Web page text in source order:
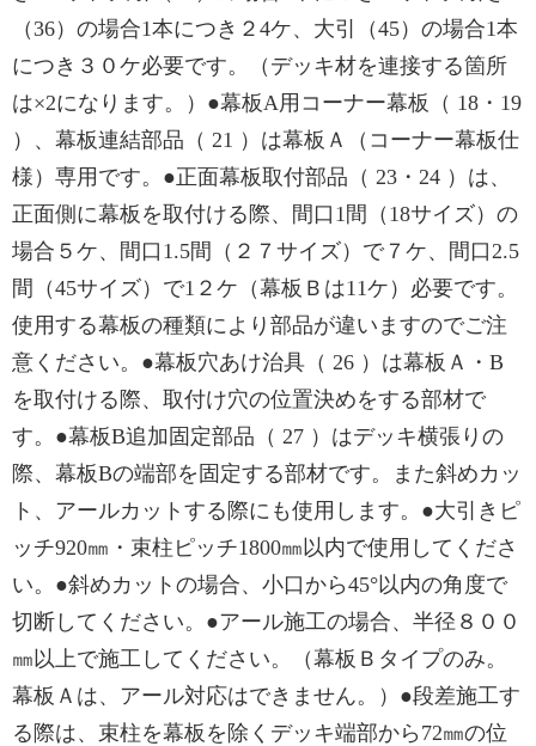
（36）の場合1本につき２4ケ、大引（45）の場合1本
につき３０ケ必要です。（デッキ材を連接する箇所
は×2になります。）●幕板A用コーナー幕板（ 18・19
）、幕板連結部品（ 21 ）は幕板Ａ（コーナー幕板仕
様）専用です。●正面幕板取付部品（ 23・24 ）は、
正面側に幕板を取付ける際、間口1間（18サイズ）の
場合５ケ、間口1.5間（２７サイズ）で７ケ、間口2.5
間（45サイズ）で1２ケ（幕板Ｂは11ケ）必要です。
使用する幕板の種類により部品が違いますのでご注
意ください。●幕板穴あけ治具（ 26 ）は幕板Ａ・B
を取付ける際、取付け穴の位置決めをする部材で
す。●幕板B追加固定部品（ 27 ）はデッキ横張りの
際、幕板Bの端部を固定する部材です。また斜めカッ
ト、アールカットする際にも使用します。●大引きピ
ッチ920㎜・束柱ピッチ1800㎜以内で使用してくださ
い。●斜めカットの場合、小口から45°以内の角度で
切断してください。●アール施工の場合、半径８００
㎜以上で施工してください。（幕板Ｂタイプのみ。
幕板Ａは、アール対応はできません。）●段差施工す
る際は、束柱を幕板を除くデッキ端部から72㎜の位